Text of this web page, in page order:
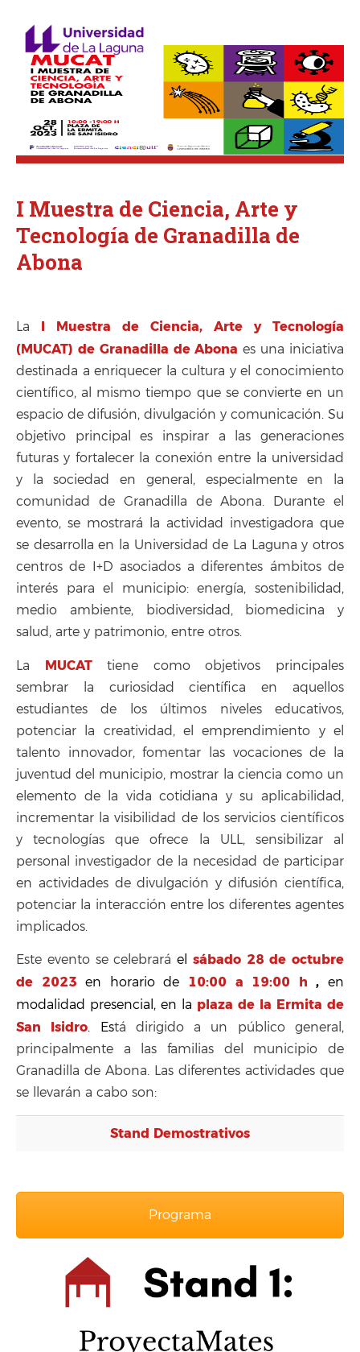
I Muestra de Ciencia, Arte y
Tecnología de Granadilla de
Abona
La I Muestra de Ciencia, Arte y Tecnología
(MUCAT) de Granadilla de Abonaes una iniciativa
destinada a enriquecer la cultura y el conocimiento
científico, al mismo tiempo que se convierte en un
espacio de difusión, divulgación y comunicación. Su
objetivo principal es inspirar a las generaciones
futuras y fortalecer la conexión entre la universidad
y la sociedad en general, especialmente en la
comunidad de Granadilla de Abona. Durante el
evento, se mostrará la actividad investigadora que
se desarrolla en la Universidad de La Laguna y otros
centros de I+D asociados a diferentes ámbitos de
interés para el municipio: energía, sostenibilidad,
medio ambiente, biodiversidad, biomedicina y
salud, arte y patrimonio, entre otros.
La MUCATtiene como objetivos principales
sembrar la curiosidad científica en aquellos
estudiantes de los últimos niveles educativos,
potenciar la creatividad, el emprendimiento y el
talento innovador, fomentar las vocaciones de la
juventud del municipio, mostrar la ciencia como un
elemento de la vida cotidiana y su aplicabilidad,
incrementar la visibilidad de los servicios científicos
y tecnologías que ofrece la ULL, sensibilizar al
personal investigador de la necesidad de participar
en actividades de divulgación y difusión científica,
potenciar la interacción entre los diferentes agentes
implicados.
Este eventose celebrará el sábado 28de octubre
de 2023 en horario de 10:00 a 19:00 h , en
modalidad presencial, en la plaza de la Ermita de
San Isidro. Está dirigido a un público general,
principalmente a las familias del municipio de
Granadilla de Abona. Las diferentes actividades que
se llevarán a cabo son:
Stand Demostrativos
Programa